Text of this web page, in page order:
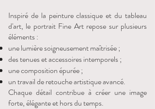
Inspiré de la peinture classique et du tableau
d'art, le portrait Fine Art repose sur plusieurs
éléments :
une lumière soigneusement maîtrisée ;
des tenues et accessoires intemporels ;
une composition épurée ;
un travail de retouche artistique avancé.
Chaque détail contribue à créer une image
forte, élégante et hors du temps.